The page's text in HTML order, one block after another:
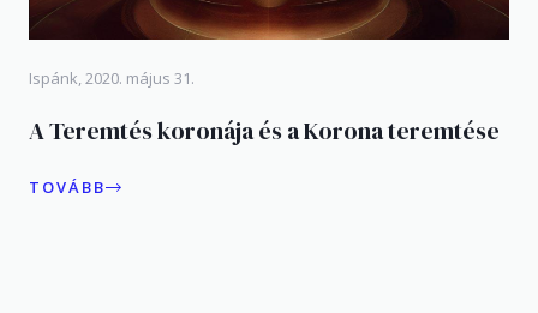
Ispánk, 2020. május 31.
A Teremtés koronája és a Korona teremtése
TOVÁBB